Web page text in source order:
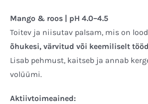
Mango & roos | pH 4.0–4.5
Toitev ja niisutav palsam, mis on
õhukesi, värvitud või keemiliselt
Lisab pehmust, kaitseb ja annab
volüümi.
Aktiivtoimeained: